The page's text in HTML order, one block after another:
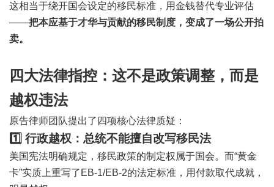
这相当于绕开国会设定的移民标准，用金钱替代专业评估
——把本应基于才华与贡献的移民制度，变成了一场公开拍
卖。
四大法律指控：这不是政策调整，而是
越权违法
原告律师团队提出了四项核心法律质疑：
1️⃣ 行政越权：总统不能擅自改写移民法
美国宪法明确规定，移民政策的制定权属于国会。而“黄金
卡”实质上重写了EB-1/EB-2的法定标准，用付款取代成就，